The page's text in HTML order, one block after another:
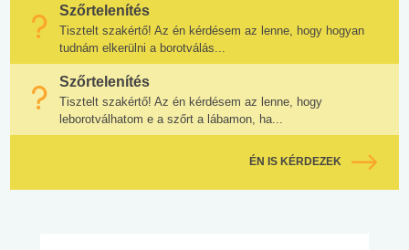
Szőrtelenítés
Tisztelt szakértő! Az én kérdésem az lenne, hogy hogyan
tudnám elkerülni a borotválás...
Szőrtelenítés
Tisztelt szakértő! Az én kérdésem az lenne, hogy
leborotválhatom e a szőrt a lábamon, ha...
ÉN IS KÉRDEZEK